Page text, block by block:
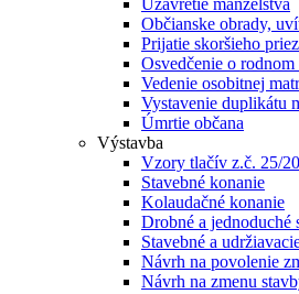
Uzavretie manželstva
Občianske obrady,
Prijatie skoršieho
Osvedčenie o rodnom
Vedenie osobitnej
Vystavenie duplikátu
Úmrtie občana
Výstavba
Vzory tlačív z.č. 25/
Stavebné konanie
Kolaudačné konanie
Drobné a jednoduché
Stavebné a
Návrh na povolenie
Návrh na zmenu